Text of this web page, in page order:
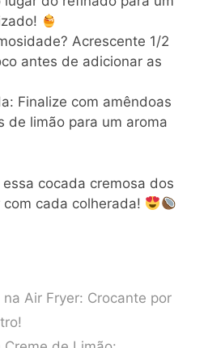
Acrescente 1/2
antes de adicionar as
Finalize com amêndoas
de limão para um aroma
cocada cremosa dos
cada colherada!
Air Fryer: Crocante por